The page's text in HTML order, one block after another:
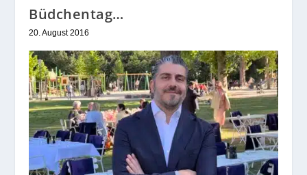
Büdchentag…
20. August 2016